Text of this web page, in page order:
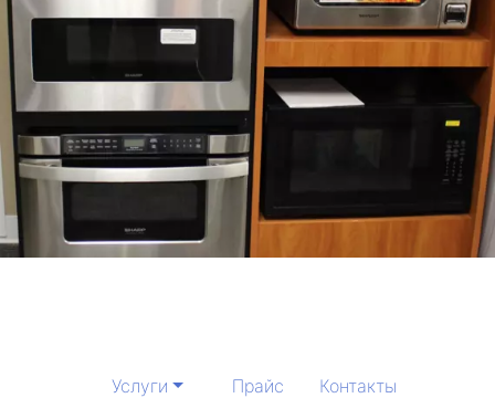
Услуги Прайс
Контакты